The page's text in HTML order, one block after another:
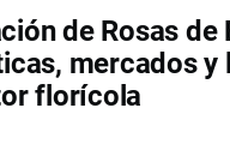
de Rosas de
mercados y
florícola